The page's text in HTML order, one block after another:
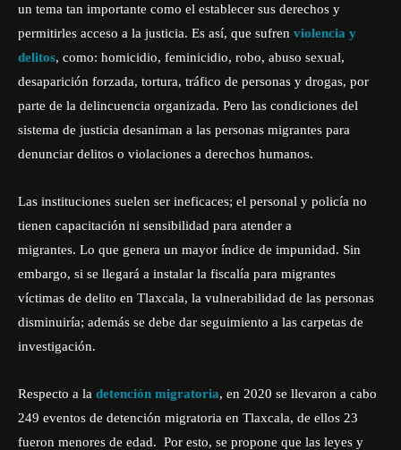
un tema tan importante como el establecer sus derechos y
permitirles acceso a la justicia. Es así, que sufren violencia y
delitos, como: homicidio, feminicidio, robo, abuso sexual,
desaparición forzada, tortura, tráfico de personas y drogas, por
parte de la delincuencia organizada. Pero las condiciones del
sistema de justicia desaniman a las personas migrantes para
denunciar delitos o violaciones a derechos humanos.
Las instituciones suelen ser ineficaces; el personal y policía no
tienen capacitación ni sensibilidad para atender a
migrantes. Lo que genera un mayor índice de impunidad. Sin
embargo, si se llegará a instalar la fiscalía para migrantes
víctimas de delito en Tlaxcala, la vulnerabilidad de las personas
disminuiría; además se debe dar seguimiento a las carpetas de
investigación.
Respecto a la detención migratoria, en 2020 se llevaron a cabo
249 eventos de detención migratoria en Tlaxcala, de ellos 23
fueron menores de edad. Por esto, se propone que las leyes y